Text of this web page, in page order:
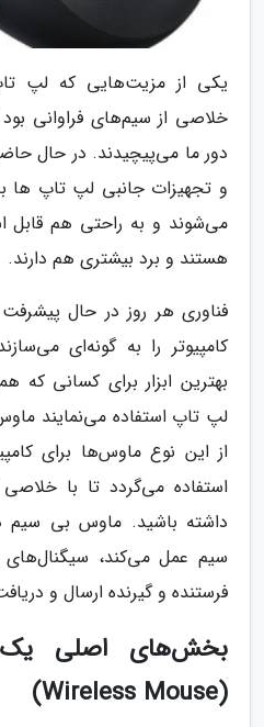
یکی از مزیت‌هایی که لپ
خلاصی از سیم‌های فراوانی
دور ما می‌پیچیدند. در حال
می‌شوند و به راحتی هم قابل
هستند و برد بیشتری هم دارند.
فناوری هر روز در حال
کامپیوتر را به گونه‌ای
بهترین ابزار برای کسانی که
لپ تاپ استفاده می‌نمایند
استفاده می‌گردد تا با
داشته باشید. ماوس بی سیم
سیم عمل می‌کند، سیگنال‌های
فرستنده و گیرنده ارسال و
بخش‌های اصلی
(Wireless Mouse)